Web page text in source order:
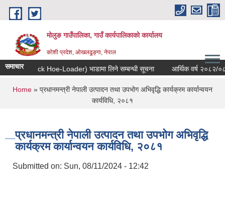
Skip to main content
मोलुङ गाउँपालिका, गाउँ कार्यपालिकाको कार्यालय
कोशी प्रदेश, ओखलढुङ्गा, नेपाल
समाचार(Back Hoe-Loader) भाडामा लिने सम्बन्धी सूचना आर्थिक वर्ष २०८२/०८३
You are here
Home » प्रधानमन्त्री नेपाली उत्पादन तथा उपभोग अभिवृद्धि कार्यक्रम कार्यान्वयन
कार्यविधि, २०८१
प्रधानमन्त्री नेपाली उत्पादन तथा उपभोग अभिवृद्धि
कार्यक्रम कार्यान्वयन कार्यविधि, २०८१
Submitted on: Sun, 08/11/2024 - 12:42